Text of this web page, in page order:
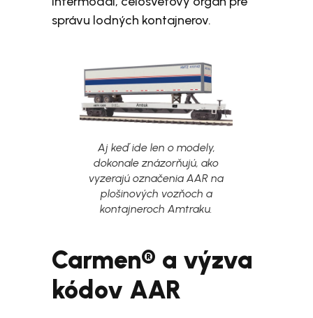
správu lodných kontajnerov.
Aj keď ide len o modely,
dokonale znázorňujú, ako
vyzerajú označenia AAR na
plošinových vozňoch a
kontajneroch Amtraku.
Carmen® a výzva
kódov AAR